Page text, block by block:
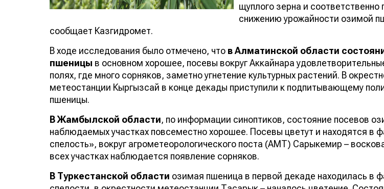
щуплого зерна и соответственно
снижению урожайности озимой
сообщает Казгидромет.
В ходе исследования было отмечено, что в Алматинской области
пшеницы в основном хорошее, посевы вокруг Аккайнара
полях, где много сорняков, заметно угнетение культурных растений. В
метеостанции Кыргызсай в конце декады приступили к подпитывающему
пшеницы.
В Жамбылской области, по информации синоптиков, состояние посевов
наблюдаемых участках повсеместно хорошее. Посевы цветут и находятся в
спелость», вокруг агрометеорологического поста (АМТ) Сарыкемир –
всех участках наблюдается появление сорняков.
В Туркестанской области озимая пшеница в первой декаде находилась в